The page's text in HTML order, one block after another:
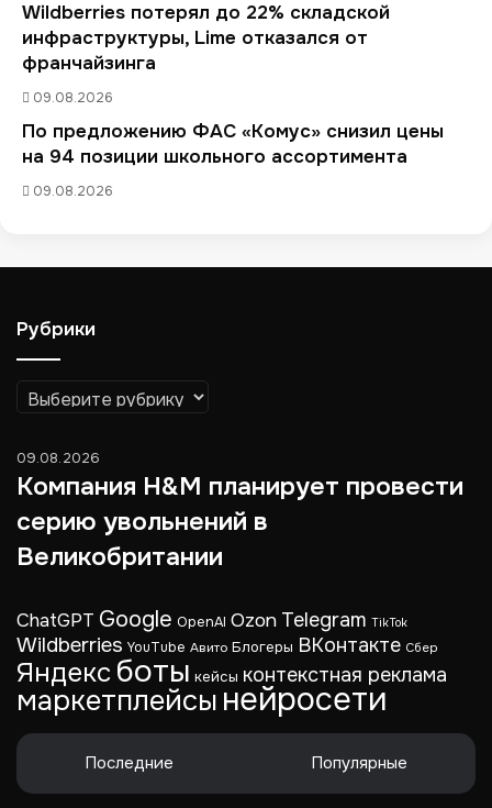
Wildberries потерял до 22% складской
инфраструктуры, Lime отказался от
франчайзинга
09.08.2026
По предложению ФАС «Комус» снизил цены
на 94 позиции школьного ассортимента
09.08.2026
Рубрики
Рубрики
09.08.2026
Компания H&M планирует провести
серию увольнений в
Великобритании
ChatGPT Google OpenAI Ozon Telegram TikTok
Wildberries YouTube Авито Блогеры ВКонтакте Сбер
Яндексботы кейсы контекстная реклама
маркетплейсы нейросети
Последние Популярные